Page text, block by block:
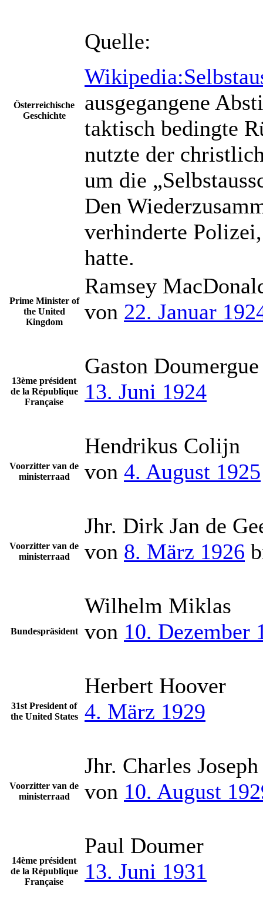
Österreichische
Geschichte
Quelle:
ausgegangene
taktisch bedingte
nutzte der
um die
Den
verhinderte
hatte.
Prime Minister of
the United
Kingdom
Ramsey
von 22. Januar
13ème président
de la République
Française
Gaston Doumergue
13. Juni 1924
Voorzitter van de
ministerraad
Hendrikus Colijn
von 4. August 1925
Voorzitter van de
ministerraad
Jhr. Dirk Jan de
von 8. März 1926
Bundespräsident
Wilhelm Miklas
von 10. Dezember
31st President of
the United States
Herbert Hoover
4. März 1929
Voorzitter van de
ministerraad
Jhr. Charles
von 10. August
14ème président
de la République
Française
Paul Doumer
13. Juni 1931